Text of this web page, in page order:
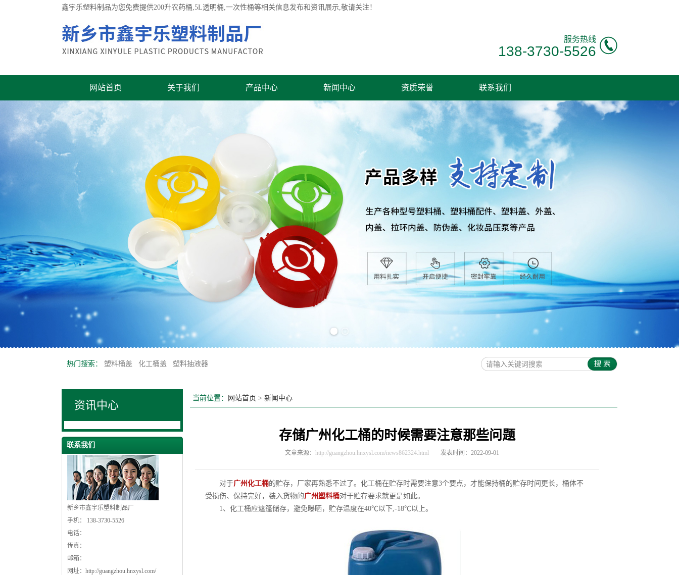
鑫宇乐塑料制品为您免费提供200升农药桶,5L透明桶,一次性桶等相关信息发布和资讯展示,敬请关注！
服务热线
138-3730-5526
网站首页 关于我们 产品中心 新闻中心 资质荣誉 联系我们
热门搜索： 塑料桶盖 化工桶盖 塑料抽液器
资讯中心
联系我们
新乡市鑫宇乐塑料制品厂
手机： 138-3730-5526
电话：
传真：
邮箱：
网址： http://guangzhou.hnxysl.com/
当前位置： 网站首页 > 新闻中心
存储广州化工桶的时候需要注意那些问题
文章来源： http://guangzhou.hnxysl.com/news862324.html 发表时间：2022-09-01
对于广州化工桶的贮存，厂家再熟悉不过了。化工桶在贮存时需要注意3个要点，才能保持桶的贮存时间更长，桶体不
受损伤、保持完好，装入货物的广州塑料桶对于贮存要求就更是如此。
1、化工桶应遮篷储存，避免曝晒，贮存温度在40℃以下,-18℃以上。